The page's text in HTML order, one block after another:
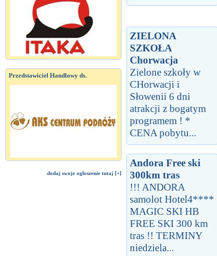
Przedstawiciel Handlowy ds.
dodaj swoje ogłoszenie tutaj [+]
ZIELONA
SZKOŁA
Chorwacja
Zielone szkoły w
CHorwacji i
Słowenii 6 dni
atrakcji z bogatym
programem ! *
CENA pobytu...
Andora Free ski
300km tras
!!! ANDORA
samolot Hotel4****
MAGIC SKI HB
FREE SKI 300 km
tras !! TERMINY
niedziela...